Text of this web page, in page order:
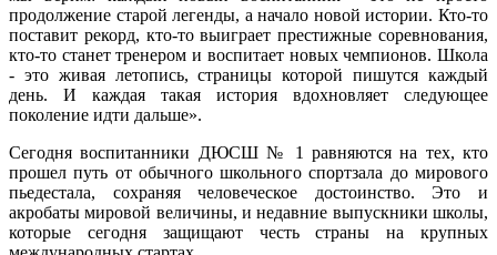
продолжение старой легенды, а начало новой истории. Кто‑то
поставит рекорд, кто‑то выиграет престижные соревнования,
кто‑то станет тренером и воспитает новых чемпионов. Школа
- это живая летопись, страницы которой пишутся каждый
день. И каждая такая история вдохновляет следующее
поколение идти дальше».
Сегодня воспитанники ДЮСШ № 1 равняются на тех, кто
прошел путь от обычного школьного спортзала до мирового
пьедестала, сохраняя человеческое достоинство. Это и
акробаты мировой величины, и недавние выпускники школы,
которые сегодня защищают честь страны на крупных